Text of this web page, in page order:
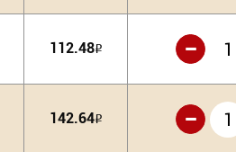
112.48Р -
142.64Р -